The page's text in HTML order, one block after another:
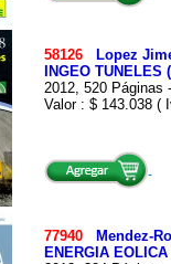
58126
Lopez
INGEO TUNELES
2012, 520 Páginas
Valor : $ 143.038 (
77940
Mendez-
ENERGIA EOLICA